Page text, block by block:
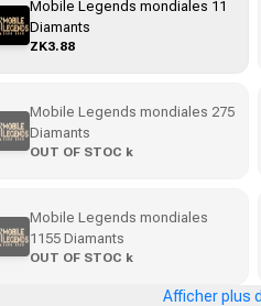
Mobile Legends mondiales 11
Diamants
ZK3.88
Mobile Legends mondiales 275
Diamants
OUT OF STOC k
Mobile Legends mondiales
1155 Diamants
OUT OF STOC k
Afficher plus